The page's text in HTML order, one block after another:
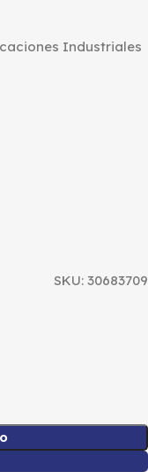
Industriales
SKU: 30683709